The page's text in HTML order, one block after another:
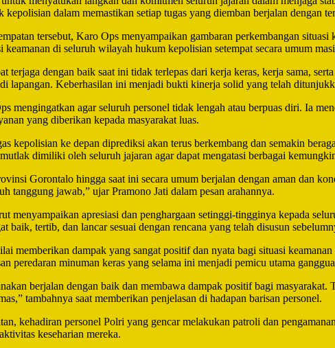
kepolisian dalam memastikan setiap tugas yang diemban berjalan dengan
tersebut, Karo Ops menyampaikan gambaran perkembangan
di seluruh wilayah hukum kepolisian setempat secara umum
terjaga dengan baik saat ini tidak terlepas dari kerja keras, kerja sama,
lapangan. Keberhasilan ini menjadi bukti kinerja solid yang telah
mengingatkan agar seluruh personel tidak lengah atau berpuas diri. Ia
yang diberikan kepada masyarakat luas.
kepolisian ke depan diprediksi akan terus berkembang dan semakin
dimiliki oleh seluruh jajaran agar dapat mengatasi berbagai
Gorontalo hingga saat ini secara umum berjalan dengan aman dan
tanggung jawab,” ujar Pramono Jati dalam pesan arahannya.
menyampaikan apresiasi dan penghargaan setinggi-tingginya kepada
baik, tertib, dan lancar sesuai dengan rencana yang telah disusun
memberikan dampak yang sangat positif dan nyata bagi situasi
peredaran minuman keras yang selama ini menjadi pemicu utama
berjalan dengan baik dan membawa dampak positif bagi
tambahnya saat memberikan penjelasan di hadapan barisan personel.
kehadiran personel Polri yang gencar melakukan patroli dan
keseharian mereka.